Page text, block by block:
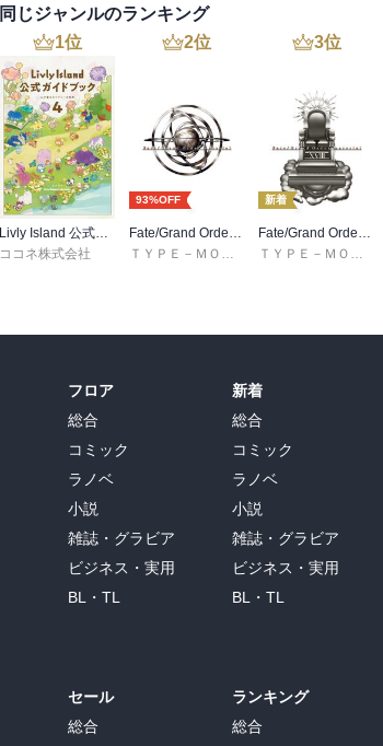
同じジャンルのランキング
1位
Livly Island 公式ガイドブック４ 心が重なるリヴリーの世界【プロダクトコード付き】
ココネ株式会社
2位
93%OFF
Fate/Grand Order material I
ＴＹＰＥ－ＭＯＯＮ
3位
新着
Fate/Grand Order material XVIII
ＴＹＰＥ－ＭＯＯＮ
フロア
総合
コミック
ラノベ
小説
雑誌・グラビア
ビジネス・実用
BL・TL
セール
総合
新着
総合
コミック
ラノベ
小説
雑誌・グラビア
ビジネス・実用
BL・TL
ランキング
総合